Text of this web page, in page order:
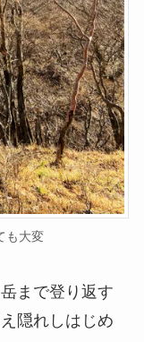
も大変
まで登り返す
隠れしはじめ